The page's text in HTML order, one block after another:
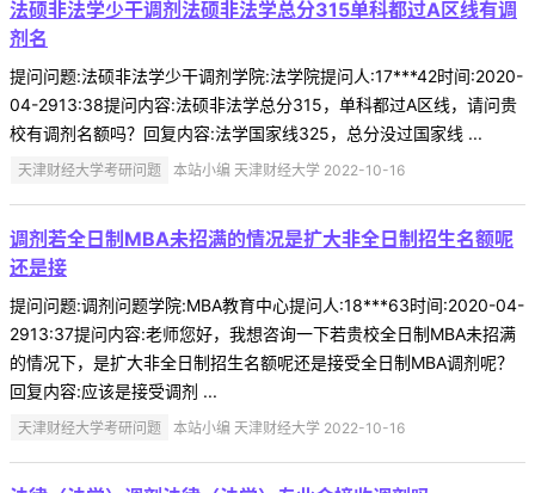
法硕非法学少干调剂法硕非法学总分315单科都过A区线有调
剂名
提问问题:法硕非法学少干调剂学院:法学院提问人:17***42时间:2020-
04-2913:38提问内容:法硕非法学总分315，单科都过A区线，请问贵
校有调剂名额吗？回复内容:法学国家线325，总分没过国家线 ...
天津财经大学考研问题 本站小编 天津财经大学 2022-10-16
调剂若全日制MBA未招满的情况是扩大非全日制招生名额呢
还是接
提问问题:调剂问题学院:MBA教育中心提问人:18***63时间:2020-04-
2913:37提问内容:老师您好，我想咨询一下若贵校全日制MBA未招满
的情况下，是扩大非全日制招生名额呢还是接受全日制MBA调剂呢？
回复内容:应该是接受调剂 ...
天津财经大学考研问题 本站小编 天津财经大学 2022-10-16